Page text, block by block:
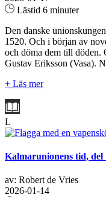
Lästid 6 minuter
Den danske
1520. Och i början av
och döma dem till döden.
Gustav Eriksson (Vasa).
+ Läs mer
L
Kalmarunionens tid,
av: Robert de Vries
2026-01-14